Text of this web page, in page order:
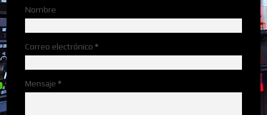
Nombre
Correo electrónico*
Mensaje*